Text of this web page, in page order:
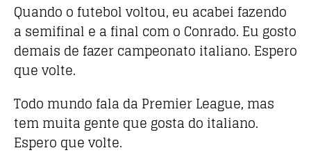
Quando o futebol voltou, eu acabei fazendo
a semifinal e a final com o Conrado. Eu gosto
demais de fazer campeonato italiano. Espero
que volte.
Todo mundo fala da Premier League, mas
tem muita gente que gosta do italiano.
Espero que volte.